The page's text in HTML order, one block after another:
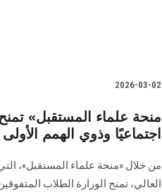
2026-03-02
اجتماعيًا وذوي الهمم
من خلال «منحة علماء المستقبل»،
العالي، تمنح الوزارة الطلاب